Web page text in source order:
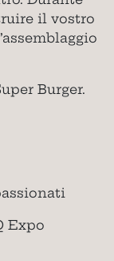
il vostro
Burger.
Expo